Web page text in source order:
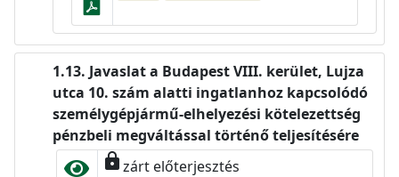
Javaslat a Budapest VIII. kerület, Lujza
utca 10. szám alatti ingatlanhoz kapcsolódó
személygépjármű-elhelyezési kötelezettség
pénzbeli megváltással történő teljesítésére
lockzárt előterjesztés